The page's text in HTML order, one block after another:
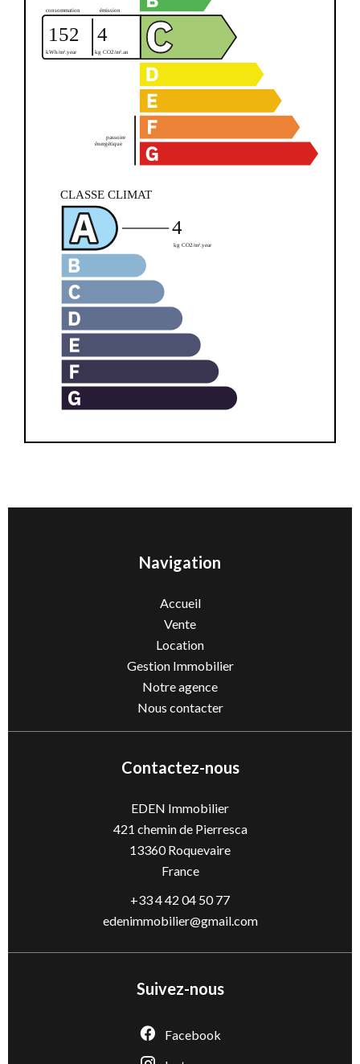
Navigation
Accueil
Vente
Location
Gestion Immobilier
Notre agence
Nous contacter
Contactez-nous
EDEN Immobilier
421 chemin de Pierresca
13360Roquevaire
France
+33 4 42 04 50 77
edenimmobilier@gmail.com
Suivez-nous
Facebook